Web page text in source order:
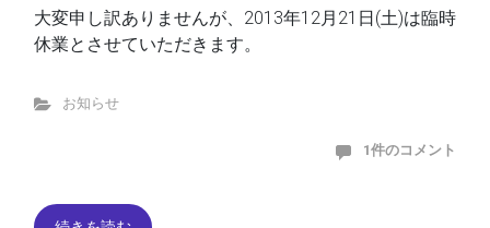
大変申し訳ありませんが、2013年12月21日(土)は臨時
休業とさせていただきます。
お知らせ
1件のコメント